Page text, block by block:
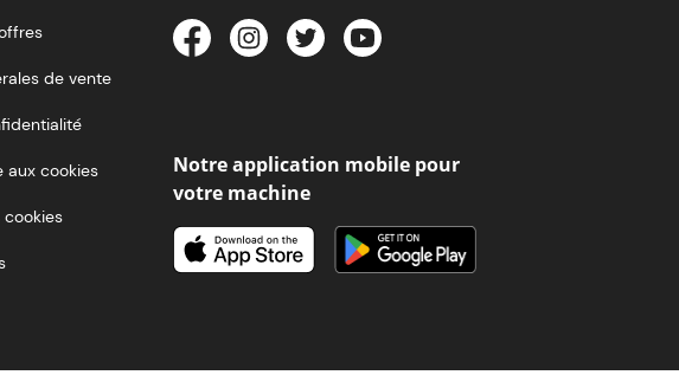
de vente
aux cookies
cookies
Notre application mobile pour
votre machine